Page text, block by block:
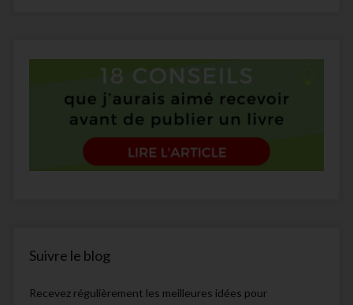
Suivre le blog
Recevez régulièrement les meilleures idées pour